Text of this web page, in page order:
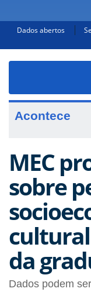
Dados abertos
Acontece
MEC
sobre
da
Dados podem